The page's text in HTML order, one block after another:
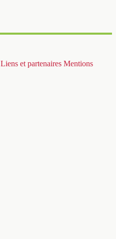
Liens et partenaires Mentions